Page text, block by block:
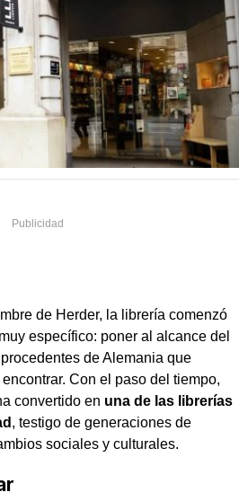
de Herder, la librería comenzó
específico: poner al alcance del
de Alemania que
Con el paso del tiempo,
convertido en una de las librerías
, testigo de generaciones de
sociales y culturales.